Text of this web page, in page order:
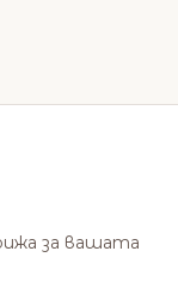
за вашата